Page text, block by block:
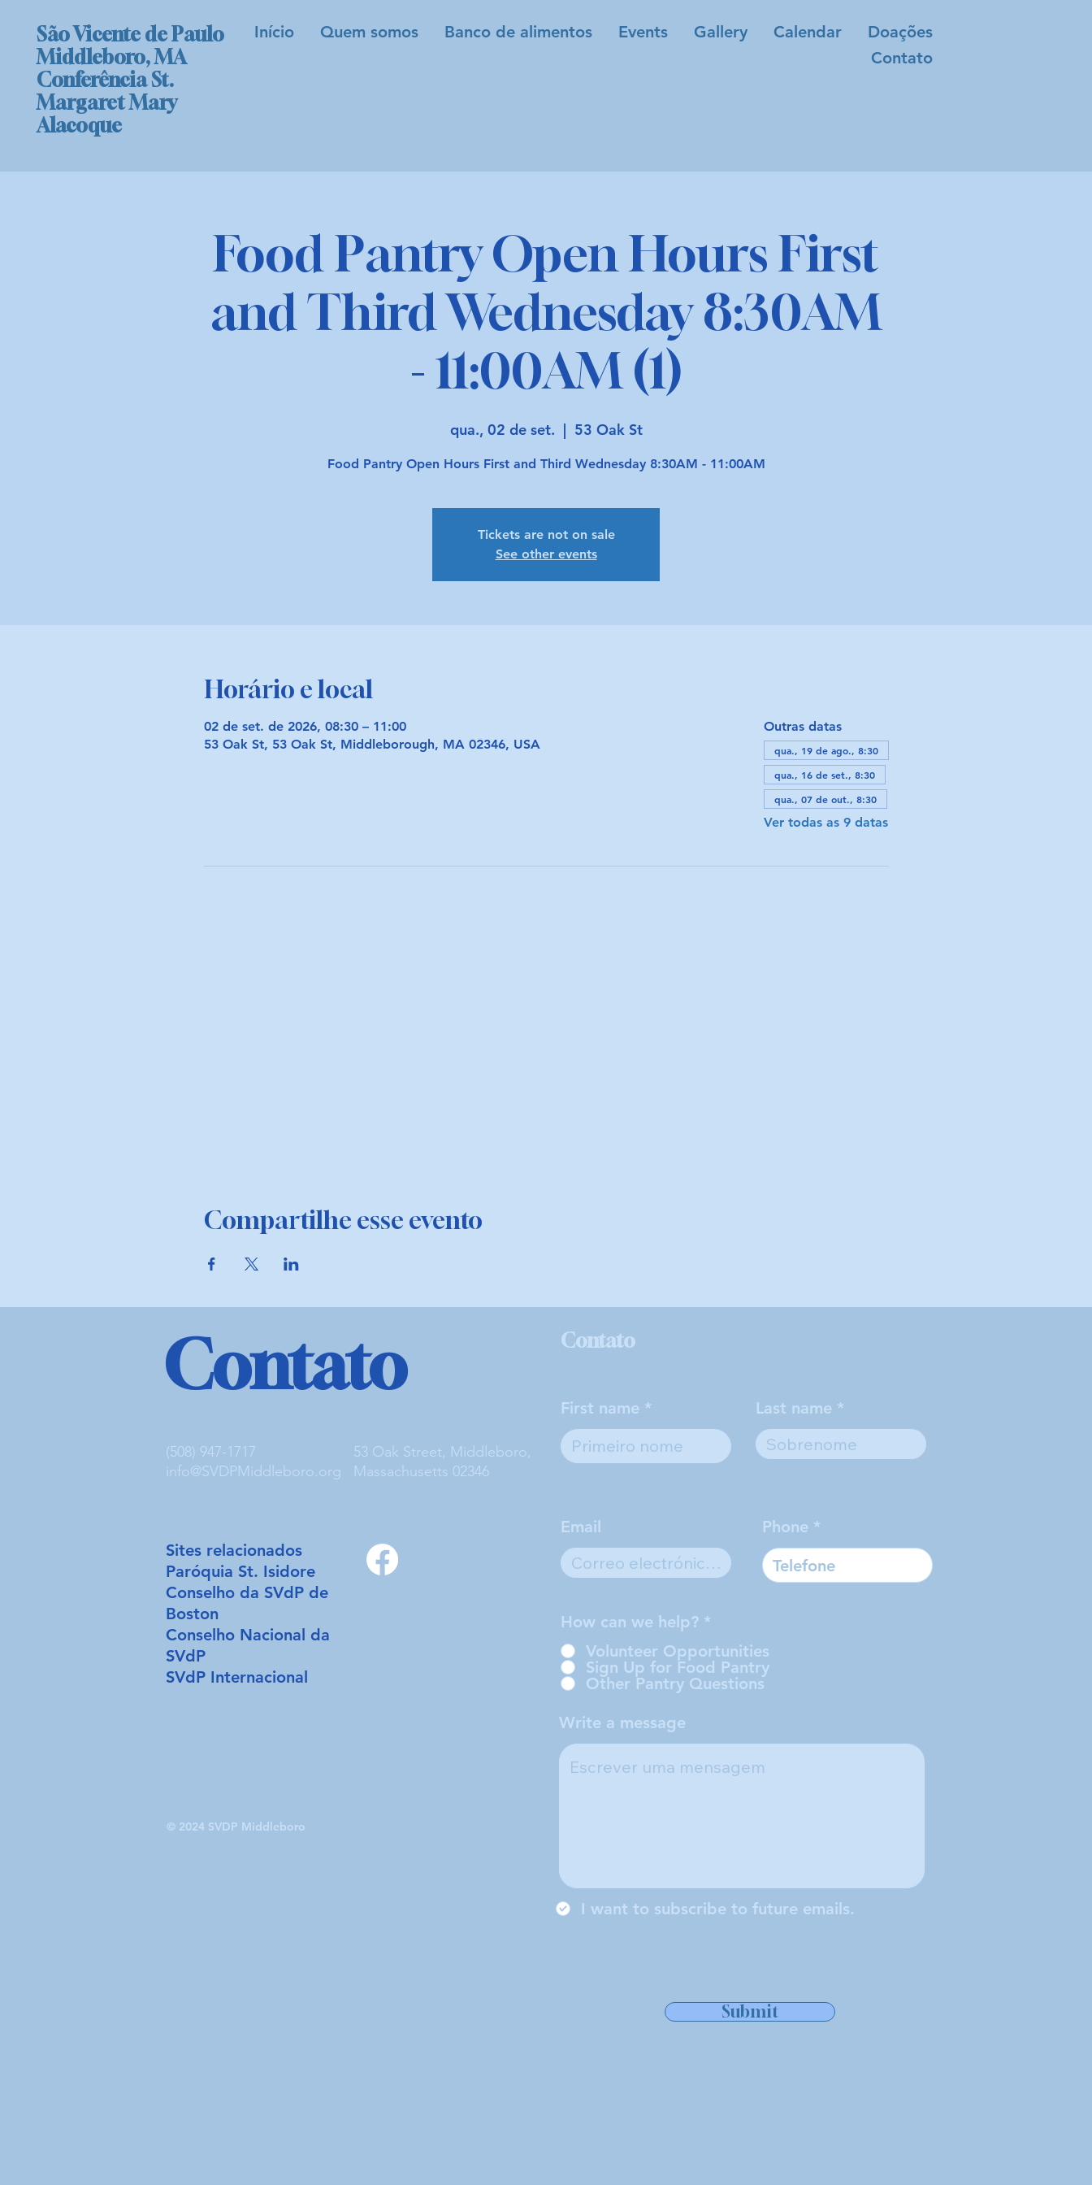
São Vicente de Paulo
Middleboro, MA
Conferência St.
Margaret Mary
Alacoque
Início Quem somos Banco de alimentos Events Gallery Calendar
Doações
Contato
Food Pantry Open Hours First
and Third Wednesday 8:30AM
- 11:00AM (1)
qua., 02 de set.
  |
53 Oak St
Food Pantry Open Hours First and Third Wednesday 8:30AM - 11:00AM
Tickets are not on sale
See other events
Horário e local
02 de set. de 2026, 08:30 – 11:00
53 Oak St, 53 Oak St, Middleborough, MA 02346, USA
Outras datas
qua., 19 de ago., 8:30
qua., 16 de set., 8:30
qua., 07 de out., 8:30
Ver todas as 9 datas
Compartilhe esse evento
Contato
(508) 947-1717
info@SVDPMiddleboro.org
53 Oak Street, Middleboro,
Massachusetts 02346
Sites relacionados
Paróquia St. Isidore
Conselho da SVdP de
Boston
Conselho Nacional da
SVdP
SVdP Internacional
Contato
First name Last name
Email Phone
How can we help? *
Volunteer Opportunities
Sign Up for Food Pantry
Other Pantry Questions
Write a message
I want to subscribe to future emails.
Submit
© 2024 SVDP Middleboro